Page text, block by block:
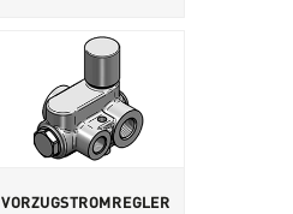
VORZUGSTROMREGLER